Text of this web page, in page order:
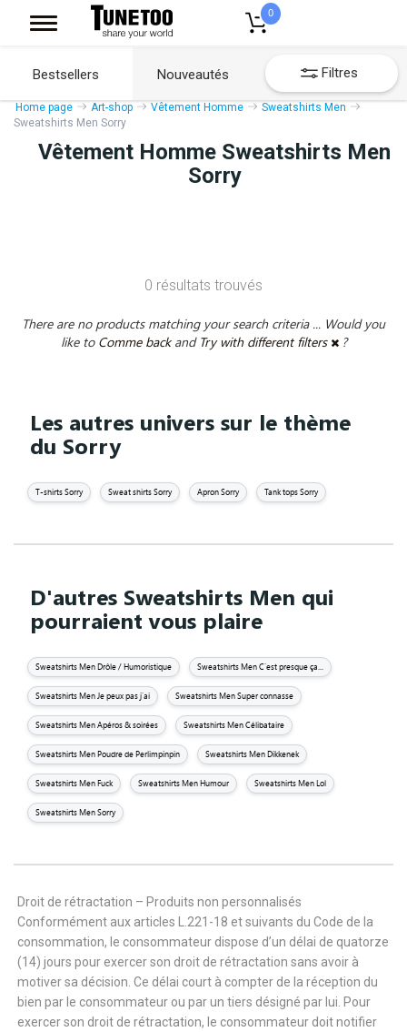
0
Bestsellers Nouveautés Filtres
Home page Art-shop Vêtement Homme
Sweatshirts Men
Sweatshirts Men Sorry
Vêtement Homme Sweatshirts Men
Sorry
0 résultats trouvés
There are no products matching your search criteria ... Would you
like to Comme back and Try with different filters ?
Les autres univers sur le thème
du Sorry
T-shirts Sorry Sweat shirts Sorry Apron Sorry Tank tops Sorry
D'autres Sweatshirts Men qui
pourraient vous plaire
Sweatshirts Men Drôle / Humoristique Sweatshirts Men C'est presque ça...
Sweatshirts Men Je peux pas j'ai Sweatshirts Men Super connasse
Sweatshirts Men Apéros & soirées Sweatshirts Men Célibataire
Sweatshirts Men Poudre de Perlimpinpin Sweatshirts Men Dikkenek
Sweatshirts Men Fuck Sweatshirts Men Humour Sweatshirts Men Lol
Sweatshirts Men Sorry
Droit de rétractation – Produits non personnalisés
Conformément aux articles L.221-18 et suivants du Code de la
consommation, le consommateur dispose d’un délai de quatorze
(14) jours pour exercer son droit de rétractation sans avoir à
motiver sa décision. Ce délai court à compter de la réception du
bien par le consommateur ou par un tiers désigné par lui. Pour
exercer son droit de rétractation, le consommateur doit notifier